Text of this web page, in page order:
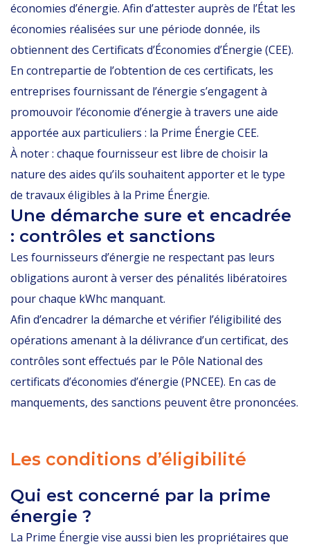
économies d’énergie. Afin d’attester auprès de l’État les
économies réalisées sur une période donnée, ils
obtiennent des Certificats d’Économies d’Énergie (CEE).
En contrepartie de l’obtention de ces certificats, les
entreprises fournissant de l’énergie s’engagent à
promouvoir l’économie d’énergie à travers une aide
apportée aux particuliers : la Prime Énergie CEE.
À noter : chaque fournisseur est libre de choisir la
nature des aides qu’ils souhaitent apporter et le type
de travaux éligibles à la Prime Énergie.
Une démarche sure et encadrée
: contrôles et sanctions
Les fournisseurs d’énergie ne respectant pas leurs
obligations auront à verser des pénalités libératoires
pour chaque kWhc manquant.
Afin d’encadrer la démarche et vérifier l’éligibilité des
opérations amenant à la délivrance d’un certificat, des
contrôles sont effectués par le Pôle National des
certificats d’économies d’énergie (PNCEE). En cas de
manquements, des sanctions peuvent être prononcées.
Les conditions d’éligibilité
Qui est concerné par la prime
énergie ?
La Prime Énergie vise aussi bien les propriétaires que